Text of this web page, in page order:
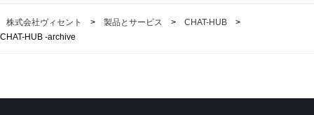
株式会社ヴィセント > 製品とサービス > CHAT-HUB
>
CHAT-HUB -archive